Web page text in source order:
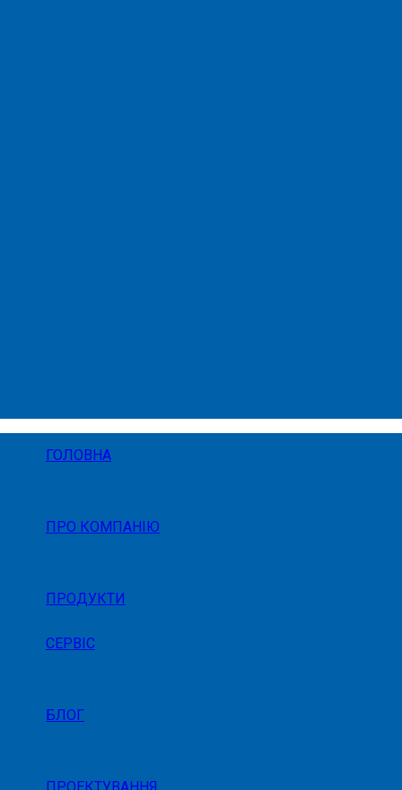
ГОЛОВНА
ПРО КОМПАНІЮ
ПРОДУКТИ
СЕРВІС
БЛОГ